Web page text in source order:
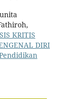
KRITIS
DIRI